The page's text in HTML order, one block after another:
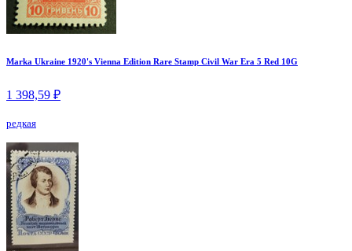
Marka Ukraine 1920's Vienna Edition Rare Stamp Civil War Era 5 Red 10G
1 398,59 ₽
редкая